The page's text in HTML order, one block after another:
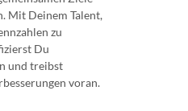
Mit Deinem Talent,
zu
Du
und treibst
voran.